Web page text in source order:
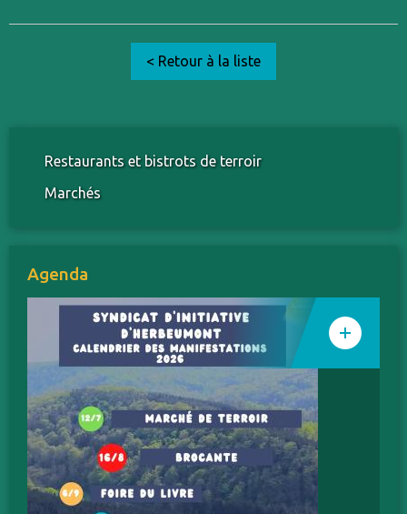
< Retour à la liste
Restaurants et bistrots de terroir
Marchés
Agenda